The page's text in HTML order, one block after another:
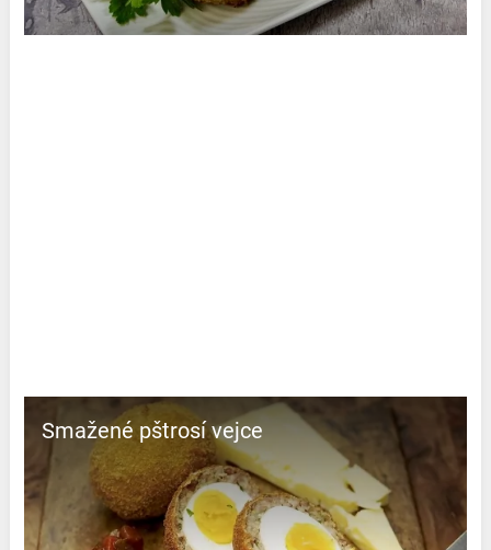
Smažené pštrosí vejce